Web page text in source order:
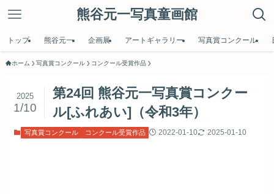
熊谷元一写真童画館
トップ 熊谷元一 企画展 アートギャラリー 写真賞コンクール
ホーム 写真賞コンクール コンクール受賞作品
第24回 熊谷元一写真賞コンクー
ル[ふれあい]（令和3年）
2025
1/10
写真賞コンクール コンクール受賞作品 2022-01-10 2025-01-10